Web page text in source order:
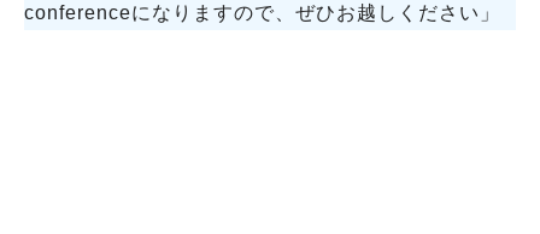
conferenceになりますので、ぜひお越しください」